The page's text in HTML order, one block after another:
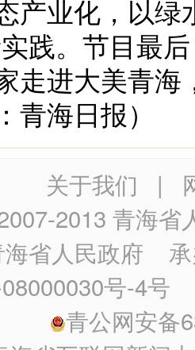
产业化，以绿
践。节目最
走进大美青海
海日报）
关于我们 |
2013 青海省
省人民政府 承
号-4号
青公网安备